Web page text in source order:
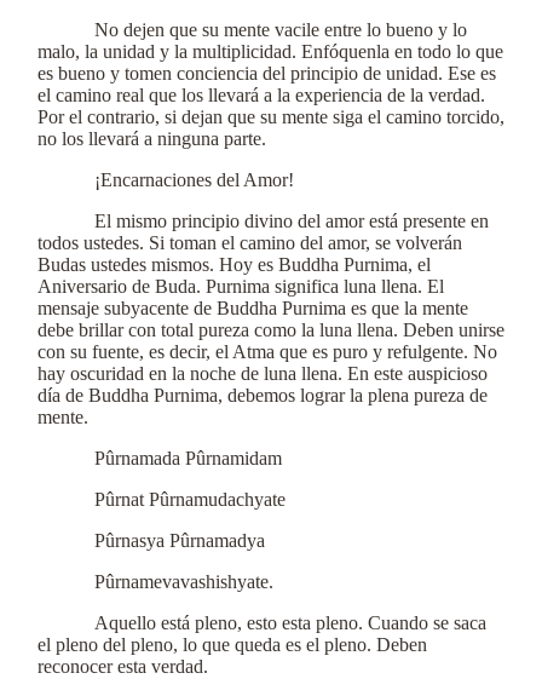
No dejen que su mente vacile entre lo bueno y lo
malo, la unidad y la multiplicidad. Enfóquenla en todo lo que
es bueno y tomen conciencia del principio de unidad. Ese es
el camino real que los llevará a la experiencia de la verdad.
Por el contrario, si dejan que su mente siga el camino torcido,
no los llevará a ninguna parte.
¡Encarnaciones del Amor!
El mismo principio divino del amor está presente en
todos ustedes. Si toman el camino del amor, se volverán
Budas ustedes mismos. Hoy es Buddha Purnima, el
Aniversario de Buda. Purnima significa luna llena. El
mensaje subyacente de Buddha Purnima es que la mente
debe brillar con total pureza como la luna llena. Deben unirse
con su fuente, es decir, el Atma que es puro y refulgente. No
hay oscuridad en la noche de luna llena. En este auspicioso
día de Buddha Purnima, debemos lograr la plena pureza de
mente.
Pûrnamada Pûrnamidam
Pûrnat Pûrnamudachyate
Pûrnasya Pûrnamadya
Pûrnamevavashishyate.
Aquello está pleno, esto esta pleno. Cuando se saca
el pleno del pleno, lo que queda es el pleno. Deben
reconocer esta verdad.